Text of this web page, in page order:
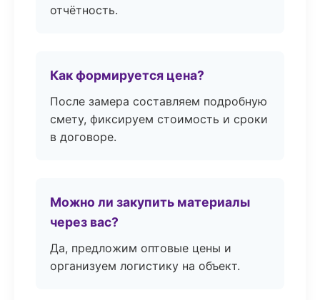
отчётность.
Как формируется цена?
После замера составляем подробную
смету, фиксируем стоимость и сроки
в договоре.
Можно ли закупить материалы
через вас?
Да, предложим оптовые цены и
организуем логистику на объект.